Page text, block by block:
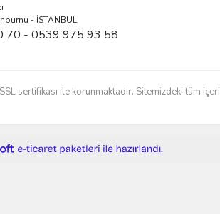
- İSTANBUL
70 - 0539 975 93 58
ile korunmaktadır. Sitemizdeki tüm
ideasoft
e-